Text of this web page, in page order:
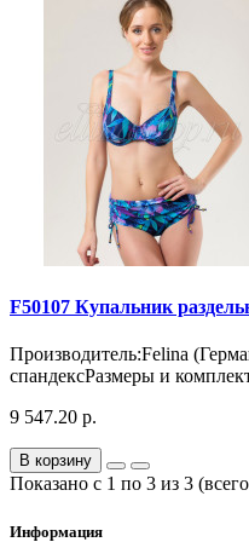
F50107 Купальник
Производитель:Felina
спандексРазмеры и
9 547.20 р.
В корзину
Показано с 1 по 3 из 3
Информация